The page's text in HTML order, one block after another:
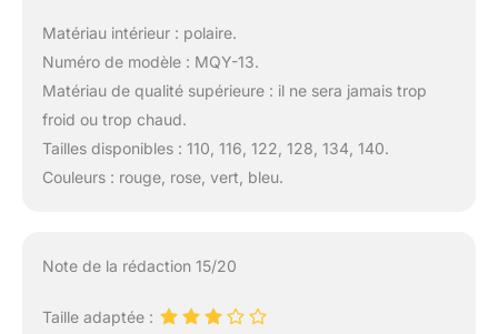
Matériau intérieur : polaire.
Numéro de modèle : MQY-13.
Matériau de qualité supérieure : il ne sera jamais trop
froid ou trop chaud.
Tailles disponibles : 110, 116, 122, 128, 134, 140.
Couleurs : rouge, rose, vert, bleu.
Note de la rédaction 15/20
Taille adaptée :